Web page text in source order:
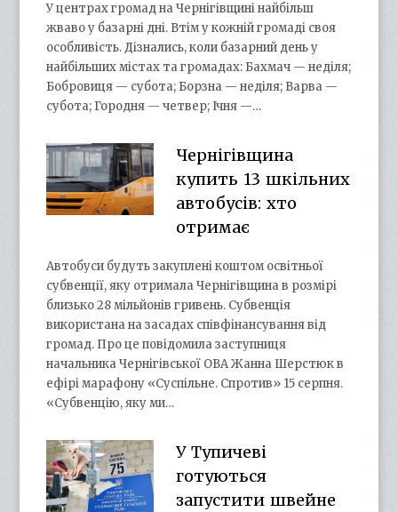
У центрах громад на Чернігівщині найбільш
жваво у базарні дні. Втім у кожній громаді своя
особливість. Дізнались, коли базарний день у
найбільших містах та громадах: Бахмач — неділя;
Бобровиця — субота; Борзна — неділя; Варва —
субота; Городня — четвер; Ічня —…
Чернігівщина
купить 13 шкільних
автобусів: хто
отримає
Автобуси будуть закуплені коштом освітньої
субвенції, яку отримала Чернігівщина в розмірі
близько 28 мільйонів гривень. Субвенція
використана на засадах співфінансування від
громад. Про це повідомила заступниця
начальника Чернігівської ОВА Жанна Шерстюк в
ефірі марафону «Суспільне. Спротив» 15 серпня.
«Субвенцію, яку ми…
У Тупичеві
готуються
запустити швейне